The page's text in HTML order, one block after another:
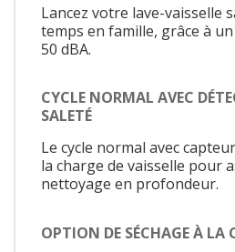
Lancez votre lave-vaisselle
temps en famille, grâce à
50 dBA.
CYCLE NORMAL AVEC
SALETÉ
Le cycle normal avec
la charge de vaisselle pour
nettoyage en profondeur.
OPTION DE SÉCHAGE À LA